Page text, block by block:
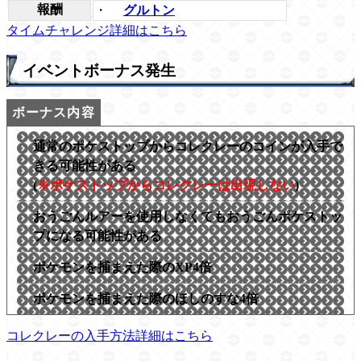
報酬 ・
グルトン
タイムチャレンジ詳細はこちら
イベントボーナス発生
通常のポケストップからコレクレーのコインが入手で
きる可能性がある
(※ポケストップからコレクレーは出現しない)
おうごんルアーを使用しなくてもおうごんポケストッ
プになる可能性がある
ポケモンを捕まえた際のXP4倍
ポケモンを捕まえた際のほしのすな4倍
コレクレーの入手方法詳細はこちら